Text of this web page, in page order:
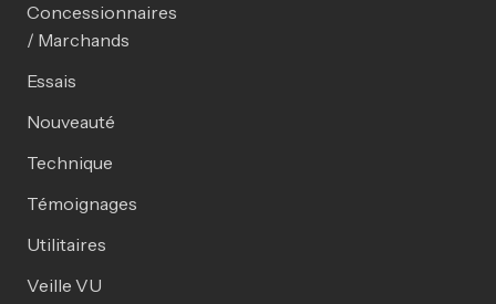
Concessionnaires
/ Marchands
Essais
Nouveauté
Technique
Témoignages
Utilitaires
Veille VU